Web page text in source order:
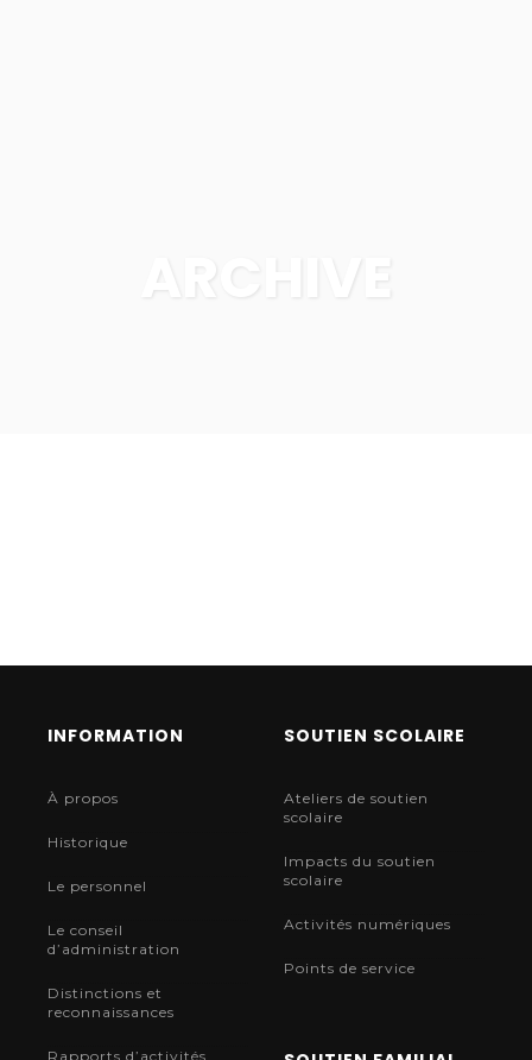
ARCHIVE
INFORMATION
À propos
Historique
Le personnel
Le conseil
d’administration
Distinctions et
reconnaissances
Rapports d’activités
SOUTIEN SCOLAIRE
Ateliers de soutien
scolaire
Impacts du soutien
scolaire
Activités numériques
Points de service